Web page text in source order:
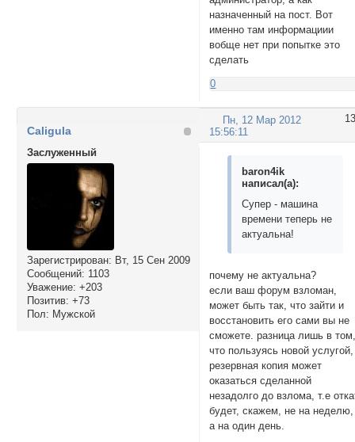
назначенный на пост. Вот
именно там информациии
вобще нет при попытке это
сделать
0
13
Пн, 12 Мар 2012
15:56:11
Caligula
Заслуженный
Зарегистрирован: Вт, 15 Сен 2009
Сообщений: 1103
Уважение: +203
Позитив: +73
Пол: Мужской
baron4ik
написал(а):
Супер - машина
времени теперь не
актуальна!
почему не актуальна?
если ваш форум взломан,
может быть так, что зайти и
восстановить его сами вы не
сможете. разница лишь в
что пользуясь новой услугой,
резервная копия может
оказаться сделанной
незадолго до взлома, т.е
будет, скажем, не на неделю,
а на один день.